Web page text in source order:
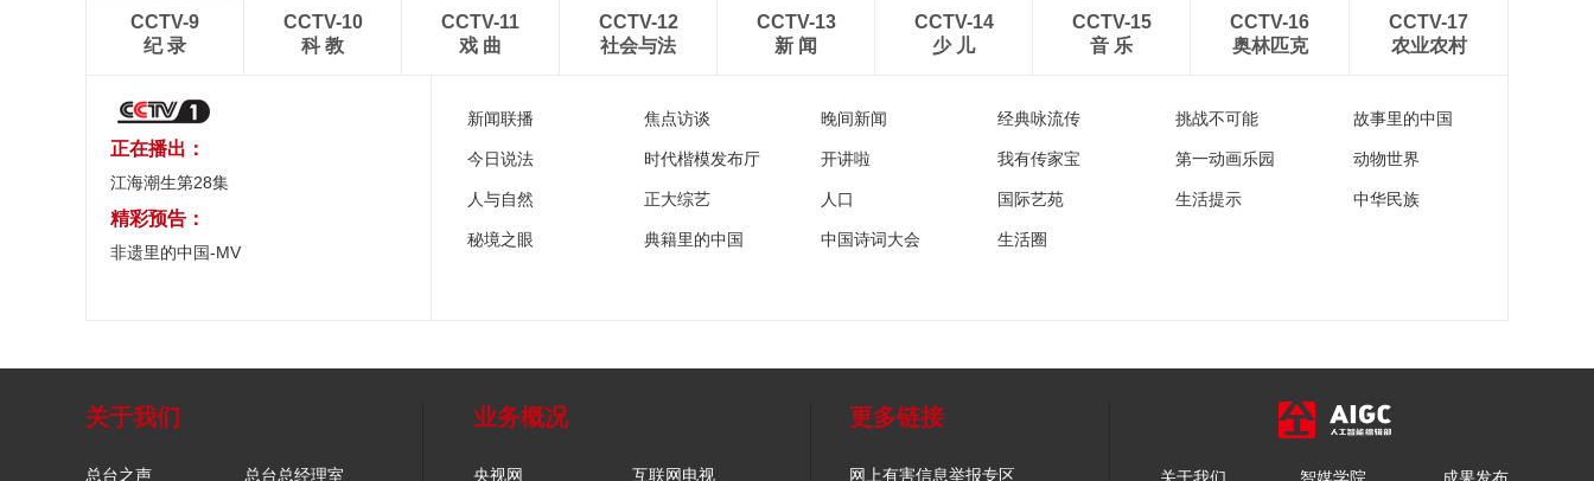
CCTV-9
纪 录
CCTV-10
科 教
CCTV-11
戏 曲
CCTV-12
社会与法
CCTV-13
新 闻
CCTV-14
少 儿
CCTV-15
音 乐
CCTV-16
奥林匹克
CCTV-17
农业农村
正在播出：
江海潮生第28集
精彩预告：
非遗里的中国-MV
新闻联播 焦点访谈 晚间新闻 经典咏流传 挑战不可能 故事里的中国
今日说法 时代楷模发布厅 开讲啦 我有传家宝 第一动画乐园 动物世界
人与自然 正大综艺 人口 国际艺苑 生活提示 中华民族
秘境之眼 典籍里的中国 中国诗词大会 生活圈
关于我们
总台之声 总台总经理室
业务概况
央视网 互联网电视
更多链接
网上有害信息举报专区